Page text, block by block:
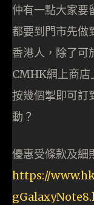
仲有一點大家要
都要到門市先做
香港人，除了可
CMHK網上商店
按幾個掣即可訂
動？
優惠受條款及細
https://